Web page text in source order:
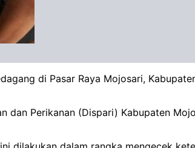
di Pasar Raya Mojosari,
dan Perikanan (Dispari) Kabupaten